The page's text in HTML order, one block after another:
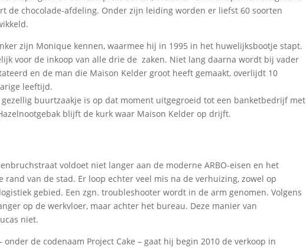
de chocolade-afdeling. Onder zijn leiding worden er liefst 60 soorten
zijn Monique kennen, waarmee hij in 1995 in het huwelijksbootje stapt.
voor de inkoop van alle drie de zaken. Niet lang daarna wordt bij vader
en de man die Maison Kelder groot heeft gemaakt, overlijdt 10
leeftijd.
gezellig buurtzaakje is op dat moment uitgegroeid tot een banketbedrijf met
blijft de kurk waar Maison Kelder op drijft.
voldoet niet langer aan de moderne ARBO-eisen en het
van de stad. Er loop echter veel mis na de verhuizing, zowel op
gebied. Een zgn. troubleshooter wordt in de arm genomen. Volgens
op de werkvloer, maar achter het bureau. Deze manier van
niet.
de codenaam Project Cake – gaat hij begin 2010 de verkoop in